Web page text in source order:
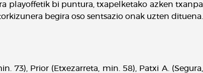
playoffetik bi puntura, txapelketako azken txanpa
begira oso sentsazio onak uzten dituena.
73), Prior (Etxezarreta, min. 58), Patxi A. (Segura,